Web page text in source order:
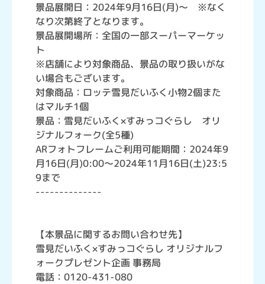
景品展開日：2024年9月16日(月)～ ※なく
なり次第終了となります。
景品展開場所：全国の一部スーパーマーケッ
ト
※店舗により対象商品、景品の取り扱いがな
い場合もございます。
対象商品：ロッテ雪見だいふく小物2個また
はマルチ1個
景品：雪見だいふく×すみっコぐらし オリ
ジナルフォーク(全5種)
ARフォトフレームご利用可能期間：2024年9
月16日(月)0:00～2024年11月16日(土)23:5
9まで
--------------
【本景品に関するお問い合わせ先】
雪見だいふく×すみっコぐらし オリジナルフ
ォークプレゼント企画 事務局
電話：0120-431-080